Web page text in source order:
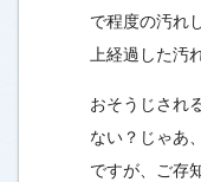
で程度の汚れ
上経過した汚
おそうじされ
ない？じゃあ
ですが、ご存